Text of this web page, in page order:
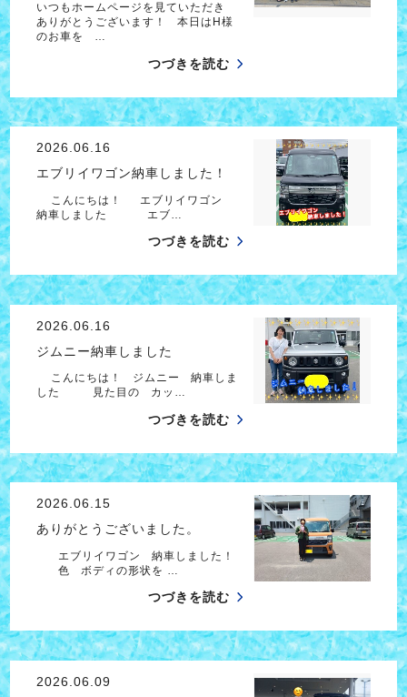
いつもホームページを見ていただき
ありがとうございます！ 本日はH様
のお車を …
つづきを読む
2026.06.16
エブリイワゴン納車しました！
こんにちは！ エブリイワゴン
納車しました エブ…
つづきを読む
2026.06.16
ジムニー納車しました
こんにちは！ ジムニー 納車しま
した 見た目の カッ…
つづきを読む
2026.06.15
ありがとうございました。
エブリイワゴン 納車しました！
色 ボディの形状を …
つづきを読む
2026.06.09